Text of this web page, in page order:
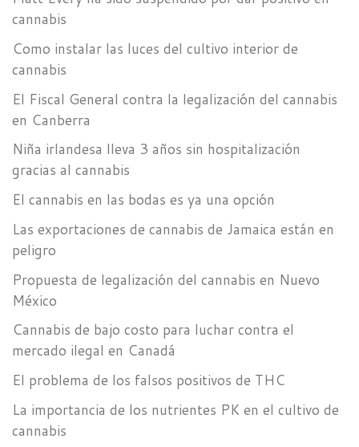
cannabis
Como instalar las luces del cultivo interior de
cannabis
El Fiscal General contra la legalización del cannabis
en Canberra
Niña irlandesa lleva 3 años sin hospitalización
gracias al cannabis
El cannabis en las bodas es ya una opción
Las exportaciones de cannabis de Jamaica están en
peligro
Propuesta de legalización del cannabis en Nuevo
México
Cannabis de bajo costo para luchar contra el
mercado ilegal en Canadá
El problema de los falsos positivos de THC
La importancia de los nutrientes PK en el cultivo de
cannabis